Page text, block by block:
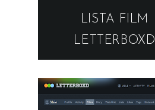
LISTA FILM
LETTERBOXD